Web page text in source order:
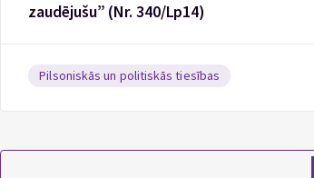
zaudējušu” (Nr. 340/Lp14)
Pilsoniskās un politiskās tiesības